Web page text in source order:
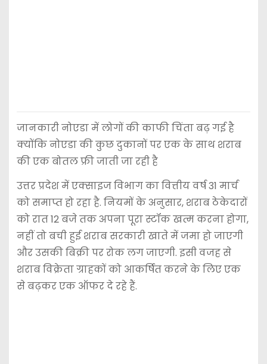
जानकारी नोएडा में लोगों की काफी चिंता बढ़ गई है
क्योंकि नोएडा की कुछ दुकानों पर एक के साथ शराब
की एक बोतल फ्री जाती जा रही है
उत्तर प्रदेश में एक्साइज विभाग का वित्तीय वर्ष 31 मार्च
को समाप्त हो रहा है. नियमों के अनुसार, शराब ठेकेदारों
को रात 12 बजे तक अपना पूरा स्टॉक खत्म करना होगा,
नहीं तो बची हुई शराब सरकारी खाते में जमा हो जाएगी
और उसकी बिक्री पर रोक लग जाएगी. इसी वजह से
शराब विक्रेता ग्राहकों को आकर्षित करने के लिए एक
से बढ़कर एक ऑफर दे रहे हैं.